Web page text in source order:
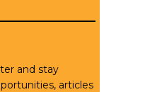
and stay
articles